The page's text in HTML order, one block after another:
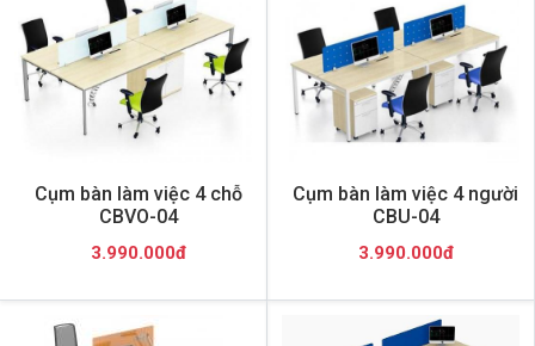
Cụm bàn làm việc 4 chỗ
CBVO-04
3.990.000đ
Cụm bàn làm việc 4 người
CBU-04
3.990.000đ